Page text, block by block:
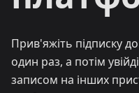
Прив'яжіть підписку
один раз, а потім
записом на інших